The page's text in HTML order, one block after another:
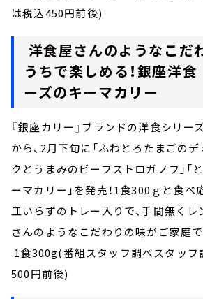
は税込450円前後)
洋食屋さんのようなこだ
うちで楽しめる！銀座洋
ーズのキーマカリー
『銀座カリー』ブランドの洋食シリー
から、2月下旬に「ふわとろたまごのデ
クとうまみのビーフストロガノフ」「
ーマカリー」を発売！1食300ｇと食べ
皿いらずのトレー入りで、手間無く
さんのようなこだわりの味がご家庭で
1食300g(番組スタッフ調べスタッフ
500円前後)